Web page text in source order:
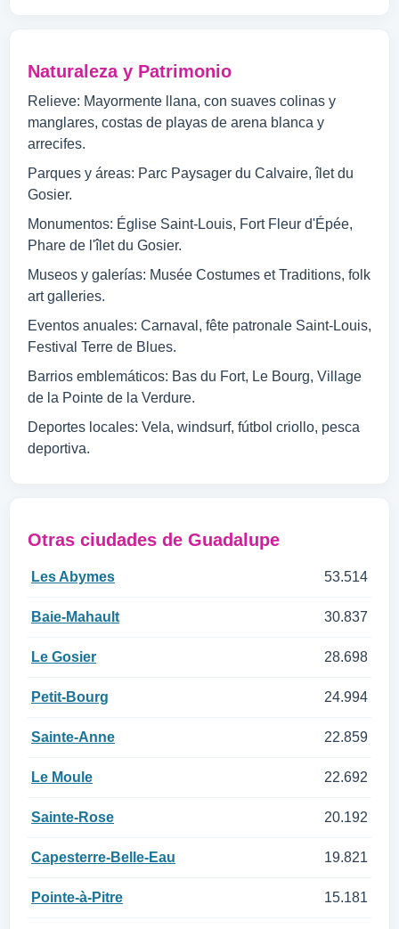
Naturaleza y Patrimonio
Relieve: Mayormente llana, con suaves colinas y
manglares, costas de playas de arena blanca y
arrecifes.
Parques y áreas: Parc Paysager du Calvaire, îlet du
Gosier.
Monumentos: Église Saint-Louis, Fort Fleur d'Épée,
Phare de l'îlet du Gosier.
Museos y galerías: Musée Costumes et Traditions, folk
art galleries.
Eventos anuales: Carnaval, fête patronale Saint-Louis,
Festival Terre de Blues.
Barrios emblemáticos: Bas du Fort, Le Bourg, Village
de la Pointe de la Verdure.
Deportes locales: Vela, windsurf, fútbol criollo, pesca
deportiva.
Otras ciudades de Guadalupe
Les Abymes 53.514
Baie-Mahault 30.837
Le Gosier 28.698
Petit-Bourg 24.994
Sainte-Anne 22.859
Le Moule 22.692
Sainte-Rose 20.192
Capesterre-Belle-Eau 19.821
Pointe-à-Pitre 15.181